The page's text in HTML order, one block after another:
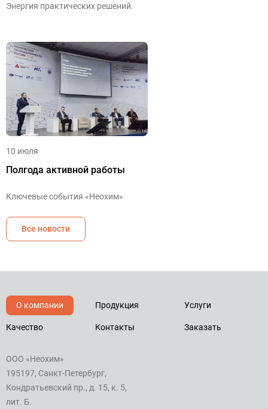
Энергия практических решений.
10 июля
Полгода активной работы
Ключевые события «Неохим»
Все новости
О компании Продукция Услуги
Качество Контакты Заказать
ООО «Неохим»
195197, Санкт-Петербург,
Кондратьевский пр., д. 15, к. 5,
лит. Б.